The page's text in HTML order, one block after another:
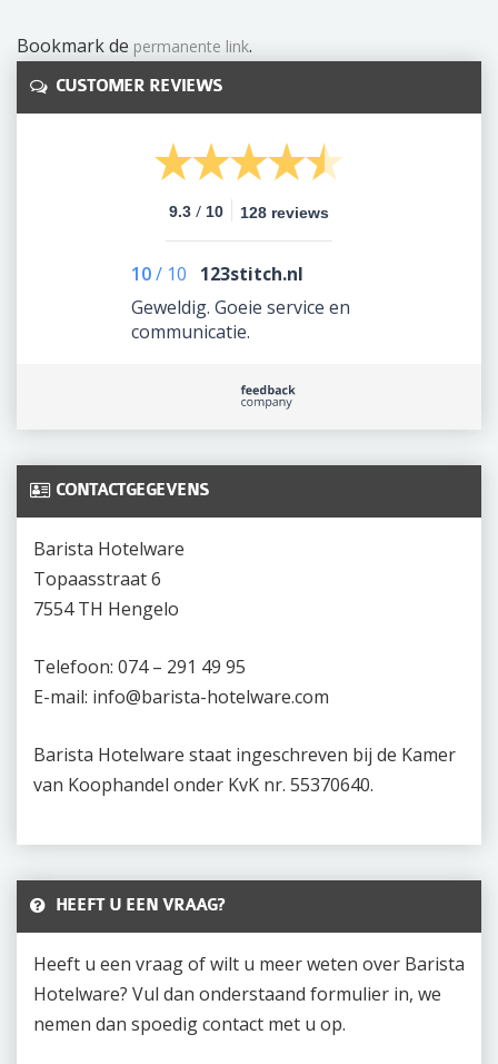
Bookmark de permanente link.
CUSTOMER REVIEWS
9.3 / 10 128 reviews
10/ 10
123stitch.nl
Geweldig. Goeie service en
communicatie.
CONTACTGEGEVENS
Barista Hotelware
Topaasstraat 6
7554 TH Hengelo
Telefoon: 074 – 291 49 95
E-mail: info@barista-hotelware.com
Barista Hotelware staat ingeschreven bij de Kamer
van Koophandel onder KvK nr. 55370640.
HEEFT U EEN VRAAG?
Heeft u een vraag of wilt u meer weten over Barista
Hotelware? Vul dan onderstaand formulier in, we
nemen dan spoedig contact met u op.